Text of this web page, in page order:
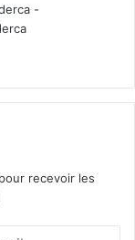
-
recevoir les